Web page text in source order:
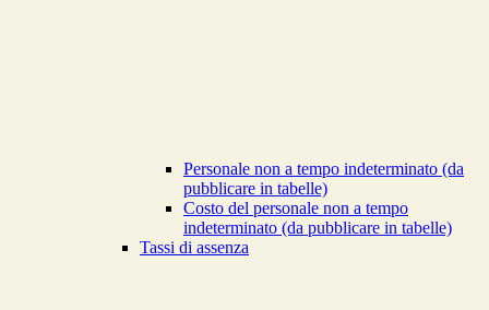
Personale non a tempo indeterminato (da
pubblicare in tabelle)
Costo del personale non a tempo
indeterminato (da pubblicare in tabelle)
Tassi di assenza